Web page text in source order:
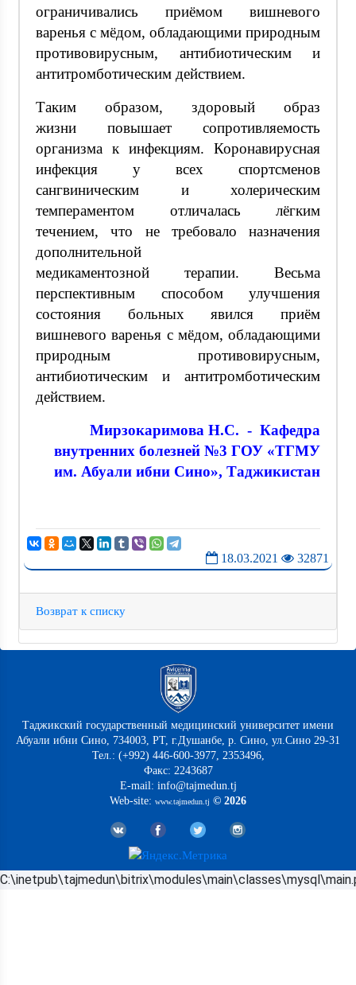
ограничивались приёмом вишневого
варенья с мёдом, обладающими природным
противовирусным, антибиотическим и
антитромботическим действием.
Таким образом, здоровый образ
жизни повышает сопротивляемость
организма к инфекциям. Коронавирусная
инфекция у всех спортсменов
сангвиническим и холерическим
темпераментом отличалась лёгким
течением, что не требовало назначения
дополнительной
медикаментозной терапии. Весьма
перспективным способом улучшения
состояния больных явился приём
вишневого варенья с мёдом, обладающими
природным противовирусным,
антибиотическим и антитромботическим
действием.
Мирзокаримова Н.С. - Кафедра
внутренних болезней №3 ГОУ «ТГМУ
им. Абуали ибни Сино», Таджикистан
18.03.2021 32871
Возврат к списку
Таджикский государственный медицинский университет имени
Абуали ибни Сино, 734003, РТ, г.Душанбе, р. Сино, ул.Сино 29-31
Тел.: (+992) 446-600-3977, 2353496,
Факс: 2243687
E-mail: info@tajmedun.tj
Web-site: www.tajmedun.tj © 2026